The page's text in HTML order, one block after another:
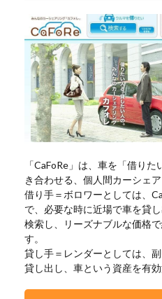
「CaFoRe」は、車を「借り
き合わせる、個人間カーシェ
借り手＝ボロワーとしては、
で、必要な時に近場で車を貸
検索し、リーズナブルな価格
す。
貸し手＝レンダーとしては、
貸し出し、車という資産を有